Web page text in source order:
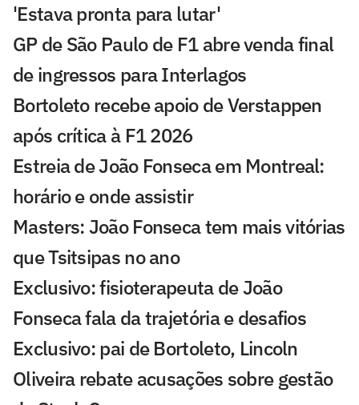
'Estava pronta para lutar'
GP de São Paulo de F1 abre venda final
de ingressos para Interlagos
Bortoleto recebe apoio de Verstappen
após crítica à F1 2026
Estreia de João Fonseca em Montreal:
horário e onde assistir
Masters: João Fonseca tem mais vitórias
que Tsitsipas no ano
Exclusivo: fisioterapeuta de João
Fonseca fala da trajetória e desafios
Exclusivo: pai de Bortoleto, Lincoln
Oliveira rebate acusações sobre gestão